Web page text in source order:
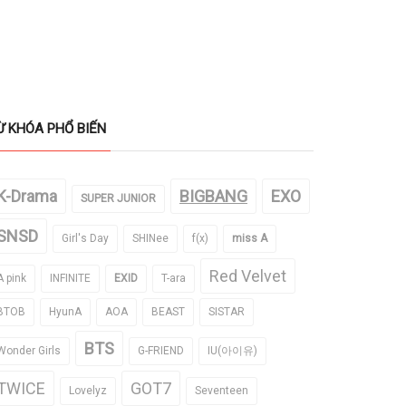
KHÓA PHỔ BIẾN
Drama SUPER JUNIOR BIGBANG EXO
Girl's Day SHINee f(x) miss A
pink INFINITE EXID T-ara Red Velvet
HyunA AOA BEAST SISTAR
Girls BTS G-FRIEND IU(아이유)
Lovelyz GOT7 Seventeen